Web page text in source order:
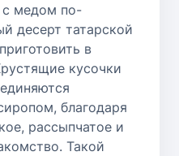
с медом по-
десерт татарской
в
кусочки
благодаря
рассыпчатое и
Такой